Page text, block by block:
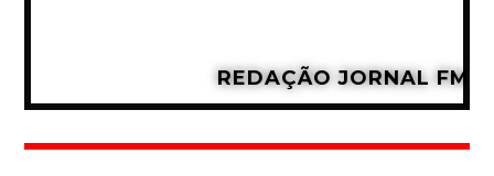
REDAÇÃO JORNAL FM